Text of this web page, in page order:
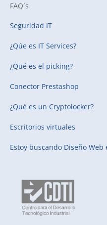
FAQ´s
Seguridad IT
¿Qúe es IT Services?
¿Qué es el picking?
Conector Prestashop
¿Qué es un Cryptolocker?
Escritorios virtuales
Estoy buscando Diseño Web